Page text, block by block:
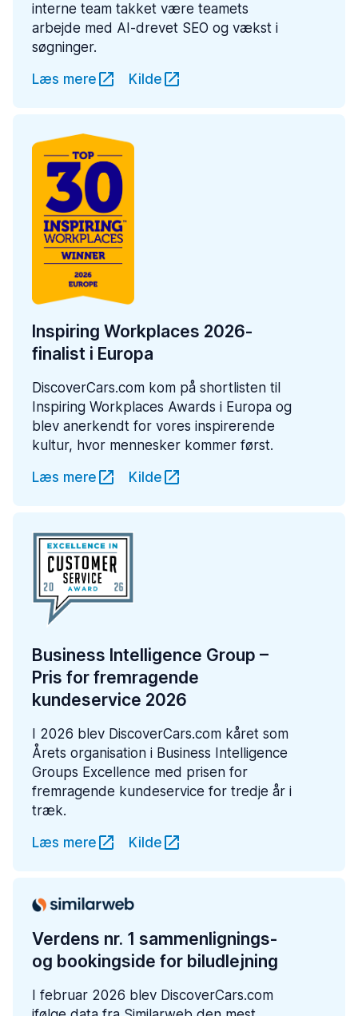
interne team takket være teamets
arbejde med AI-drevet SEO og vækst i
søgninger.
Læs mere
Kilde
Inspiring Workplaces 2026-
finalist i Europa
DiscoverCars.com kom på shortlisten til
Inspiring Workplaces Awards i Europa og
blev anerkendt for vores inspirerende
kultur, hvor mennesker kommer først.
Læs mere
Kilde
Business Intelligence Group –
Pris for fremragende
kundeservice 2026
I 2026 blev DiscoverCars.com kåret som
Årets organisation i Business Intelligence
Groups Excellence med prisen for
fremragende kundeservice for tredje år i
træk.
Læs mere
Kilde
Verdens nr. 1 sammenlignings-
og bookingside for biludlejning
I februar 2026 blev DiscoverCars.com